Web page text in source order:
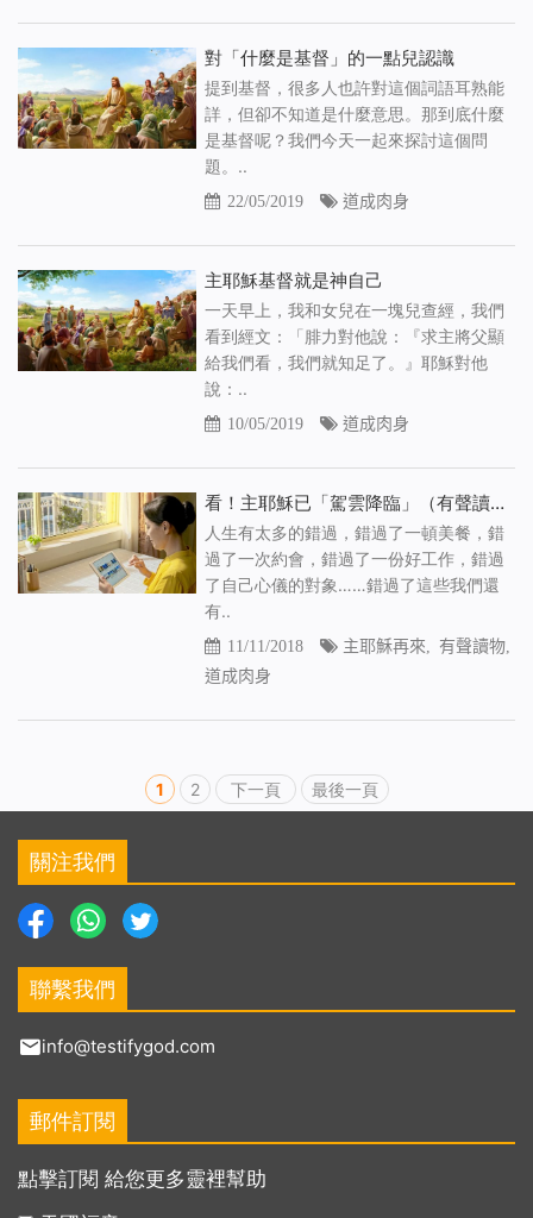
對「什麼是基督」的一點兒認識
提到基督，很多人也許對這個詞語耳熟能
詳，但卻不知道是什麼意思。那到底什麼
是基督呢？我們今天一起來探討這個問
題。..
22/05/2019 道成肉身
主耶穌基督就是神自己
一天早上，我和女兒在一塊兒查經，我們
看到經文：「腓力對他說：『求主將父顯
給我們看，我們就知足了。』耶穌對他
說：..
10/05/2019 道成肉身
看！主耶穌已「駕雲降臨」（有聲讀物）
人生有太多的錯過，錯過了一頓美餐，錯
過了一次約會，錯過了一份好工作，錯過
了自己心儀的對象……錯過了這些我們還
有..
11/11/2018 主耶穌再來 有聲讀物,
道成肉身
1 2 下一頁 最後一頁
關注我們
聯繫我們
info@testifygod.com
郵件訂閱
點擊訂閱 給您更多靈裡幫助